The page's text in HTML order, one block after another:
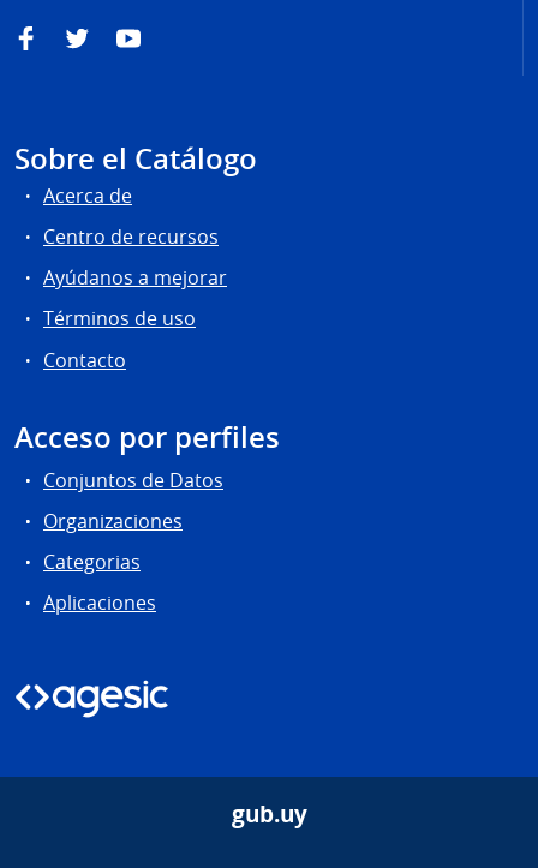
FacebookTwitterYouTube
Sobre el Catálogo
Acerca de
Centro de recursos
Ayúdanos a mejorar
Términos de uso
Contacto
Acceso por perfiles
Conjuntos de Datos
Organizaciones
Categorias
Aplicaciones
gub.uy